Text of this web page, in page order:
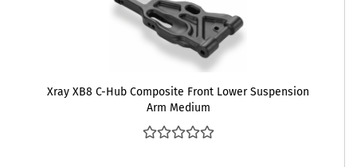
Xray XB8 C-Hub Composite Front Lower Suspension
Arm Medium